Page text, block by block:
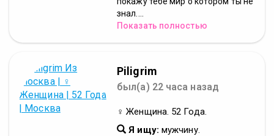
знал....
Показать полностью
Piligrim
был(а) 22 часа назад
♀ Женщина. 52 Года.
Я ищу: мужчину.